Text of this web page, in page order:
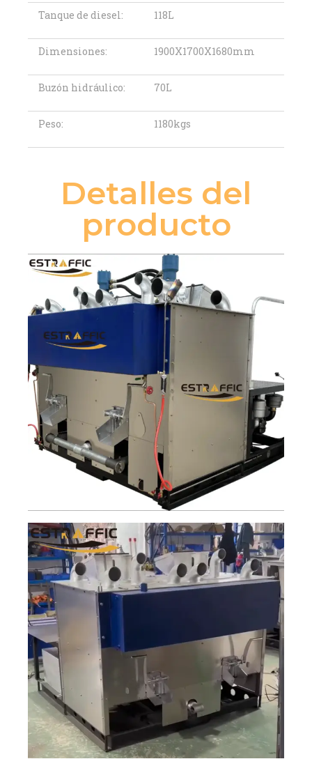
Tanque de diesel: 118L
Dimensiones: 1900X1700X1680mm
Buzón hidráulico: 70L
Peso: 1180kgs
Detalles del
producto